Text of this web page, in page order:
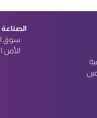
الصناعة
سوق
الأمن